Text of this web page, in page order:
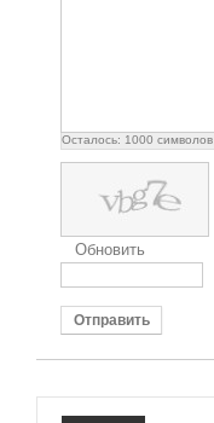
Осталось: 1000 символов
Обновить
Отправить